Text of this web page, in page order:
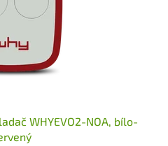
WHYEVO2-NOA, bílo-